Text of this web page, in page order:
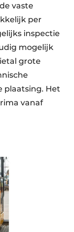
vaste
per
inspectie
mogelijk
grote
plaatsing. Het
vanaf